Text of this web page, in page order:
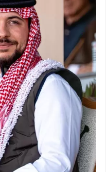
الأمن يتلف 16 مليون حبة كبتاجون و1480 كغم مواد مخدرة
النواب
القاضي يلتقي رؤساء
النواب على
دعوة المكلفين بخدمة
القاضي محمود